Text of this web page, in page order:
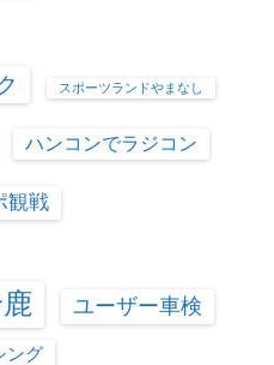
スポーツランドやまなし
ハンコンでラジコン
観戦
ユーザー車検
ング